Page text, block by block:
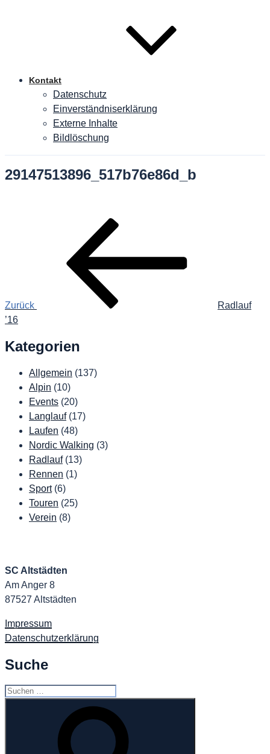
Kontakt
Datenschutz
Einverständniserklärung
Externe Inhalte
Bildlöschung
29147513896_517b76e86d_b
Beitragsnavigation
Zurück
Radlauf
’16
Kategorien
Allgemein (137)
Alpin (10)
Events (20)
Langlauf(17)
Laufen (48)
Nordic Walking (3)
Radlauf(13)
Rennen (1)
Sport(6)
Touren (25)
Verein (8)
SC Altstädten
Am Anger 8
87527 Altstädten
Impressum
Datenschutzerklärung
Suche
Suchen